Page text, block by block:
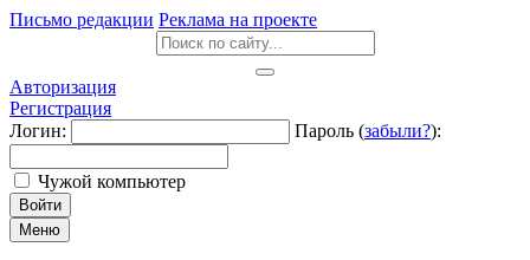
Письмо редакции Реклама на проекте
Авторизация
Регистрация
Логин:
Пароль (забыли?):
Чужой компьютер
Войти
Меню